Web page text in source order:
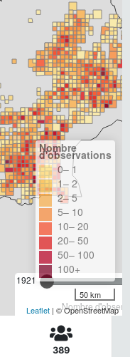
1921
Nombre
Nombre
d'observations
0– 1
1– 2
2– 5
5– 10
10– 20
20– 50
50– 100
100+
50 km
Leaflet | © OpenStreetMap
389